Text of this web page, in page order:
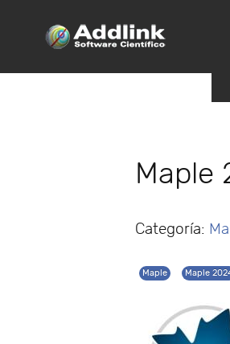
Maple
Categoría:
Maple Maple